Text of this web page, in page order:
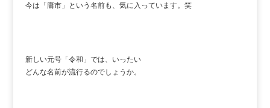
今は「庸市」という名前も、気に入っています。笑
新しい元号「令和」では、いったい
どんな名前が流行るのでしょうか。